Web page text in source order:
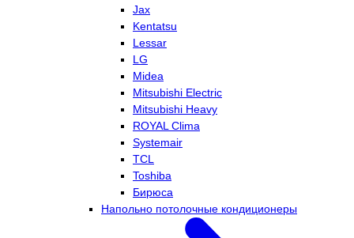
Jax
Kentatsu
Lessar
LG
Midea
Mitsubishi Electric
Mitsubishi Heavy
ROYAL Clima
Systemair
TCL
Toshiba
Бирюса
Напольно потолочные кондиционеры